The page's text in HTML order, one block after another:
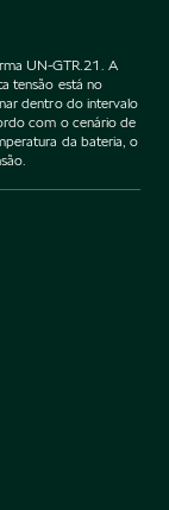
UN-GTR.21. A
tensão está no
dentro do intervalo
com o cenário de
da bateria, o